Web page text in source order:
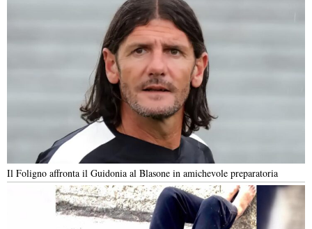
Il Foligno affronta il Guidonia al Blasone in amichevole preparatoria